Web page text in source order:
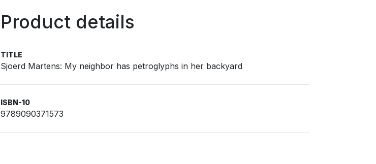
Product details
TITLE
Sjoerd Martens: My neighbor has petroglyphs in her backyard
ISBN-10
9789090371573